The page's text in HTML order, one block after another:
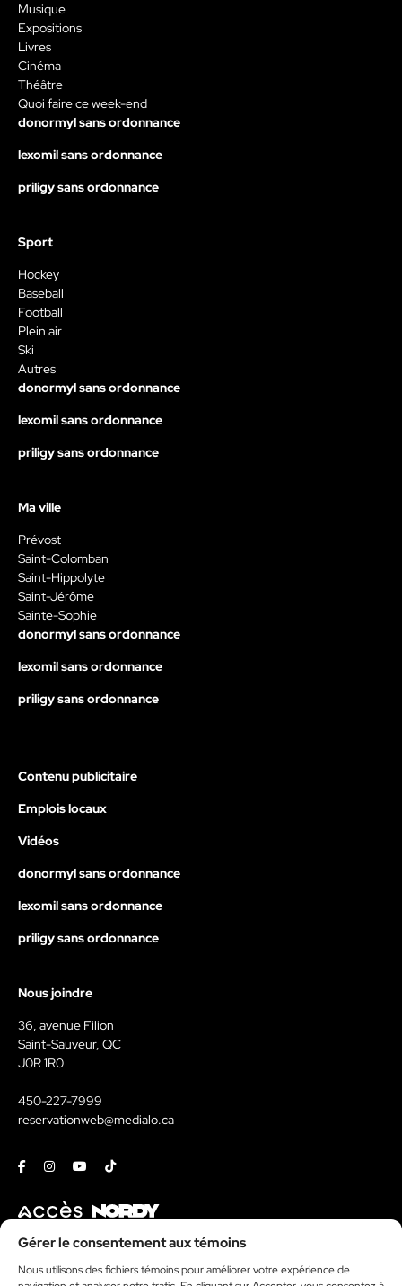
Gérer le consentement aux témoins
Nous utilisons des fichiers témoins pour améliorer votre expérience de
Musique
Expositions
Livres
Cinéma
Théâtre
Quoi faire ce week-end
donormyl sans ordonnance
lexomil sans ordonnance
priligy sans ordonnance
Sport
Hockey
Baseball
Football
Plein air
Ski
Autres
donormyl sans ordonnance
lexomil sans ordonnance
priligy sans ordonnance
Ma ville
Prévost
Saint-Colomban
Saint-Hippolyte
Saint-Jérôme
Sainte-Sophie
donormyl sans ordonnance
lexomil sans ordonnance
priligy sans ordonnance
Contenu publicitaire
Emplois locaux
Vidéos
donormyl sans ordonnance
lexomil sans ordonnance
priligy sans ordonnance
Nous joindre
36, avenue Filion
Saint-Sauveur, QC
J0R 1R0
450-227-7999
reservationweb@medialo.ca
FacebookInstagramYoutubeTiktok
Contact
Kit média